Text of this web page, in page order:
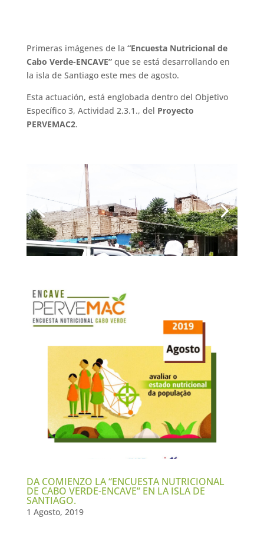
Primeras imágenes de la “Encuesta Nutricional de
Cabo Verde-ENCAVE” que se está desarrollando en
la isla de Santiago este mes de agosto.
Esta actuación, está englobada dentro del Objetivo
Específico 3, Actividad 2.3.1., del Proyecto
PERVEMAC2.
DA COMIENZO LA “ENCUESTA NUTRICIONAL
DE CABO VERDE-ENCAVE” EN LA ISLA DE
SANTIAGO.
1 Agosto, 2019